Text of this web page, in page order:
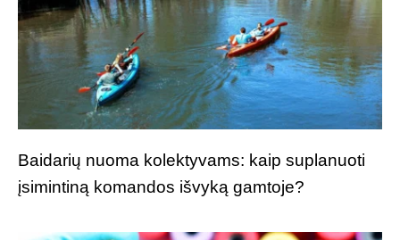
Baidarių nuoma kolektyvams: kaip suplanuoti
įsimintiną komandos išvyką gamtoje?